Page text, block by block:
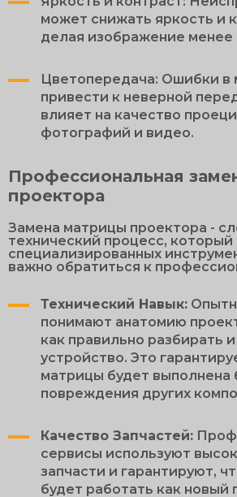
может снижать яркость и
делая изображение менее
Цветопередача: Ошибки в
привести к неверной
влияет на качество
фотографий и видео.
Профессиональная
проектора
Замена матрицы проектора -
технический процесс,
специализированных
важно обратиться к
Технический Навык:
понимают анатомию
как правильно разбирать
устройство. Это
матрицы будет выполнена
повреждения других
Качество Запчастей:
сервисы используют
запчасти и гарантируют,
будет работать как новый